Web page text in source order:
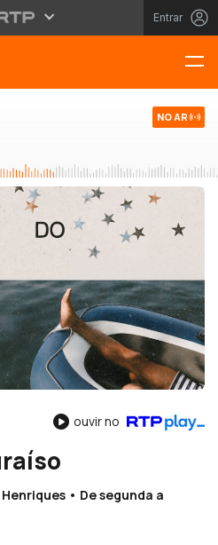
Entrar
NO AR
ouvir no
• De segunda a